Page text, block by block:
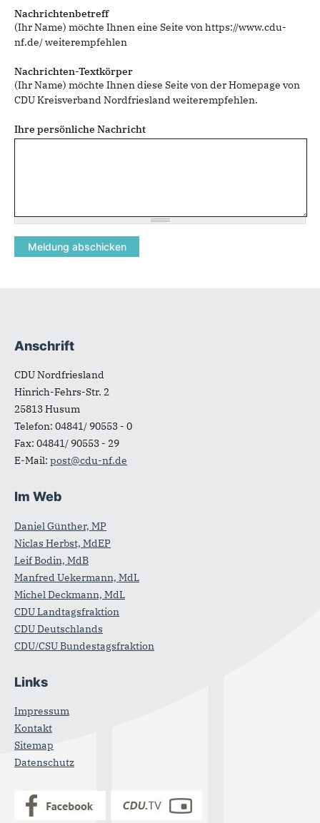
Nachrichtenbetreff
(Ihr Name) möchte Ihnen eine Seite von https://www.cdu-
nf.de/ weiterempfehlen
Nachrichten-Textkörper
(Ihr Name) möchte Ihnen diese Seite von der Homepage von
CDU Kreisverband Nordfriesland weiterempfehlen.
Ihre persönliche Nachricht
Fußbereich
Anschrift
CDU Nordfriesland
Hinrich-Fehrs-Str. 2
25813Husum
Telefon: 04841/ 90553 - 0
Fax: 04841/ 90553 - 29
E-Mail: post@cdu-nf.de
Im Web
Daniel Günther, MP
Niclas Herbst, MdEP
Leif Bodin, MdB
Manfred Uekermann, MdL
Michel Deckmann, MdL
CDU Landtagsfraktion
CDU Deutschlands
CDU/CSU Bundestagsfraktion
Links
Impressum
Kontakt
Sitemap
Datenschutz